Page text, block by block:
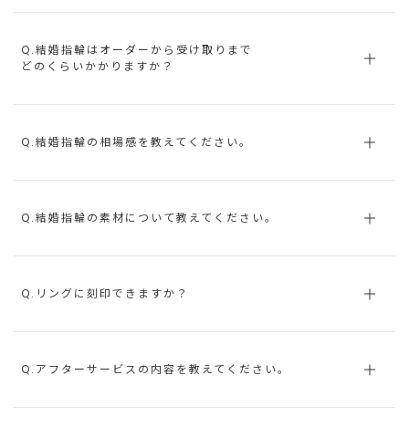
Q.結婚指輪はオーダーから受け取りまで
どのくらいかかりますか？
Q.結婚指輪の相場感を教えてください。
Q.結婚指輪の素材について教えてください。
Q.リングに刻印できますか？
Q.アフターサービスの内容を教えてください。